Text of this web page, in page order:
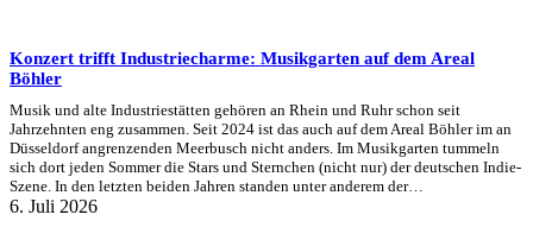
Konzert trifft Industriecharme: Musikgarten auf dem Areal
Böhler
Musik und alte Industriestätten gehören an Rhein und Ruhr schon seit
Jahrzehnten eng zusammen. Seit 2024 ist das auch auf dem Areal Böhler im an
Düsseldorf angrenzenden Meerbusch nicht anders. Im Musikgarten tummeln
sich dort jeden Sommer die Stars und Sternchen (nicht nur) der deutschen Indie-
Szene. In den letzten beiden Jahren standen unter anderem der…
6. Juli 2026